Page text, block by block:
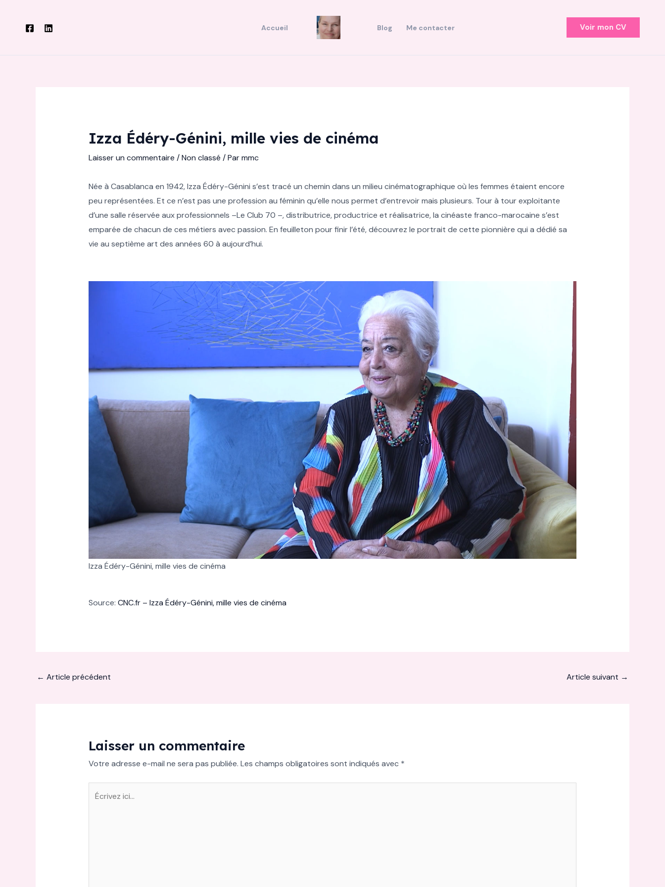
contenu
Accueil Blog Me contacter Voir mon CV
Izza Édéry-Génini, mille vies de cinéma
Laisser un commentaire /Non classé / Parmmc
Née à Casablanca en 1942, Izza Édéry-Génini s’est tracé un chemin dans un milieu cinématographique où les femmes étaient encore
peu représentées. Et ce n’est pas une profession au féminin qu’elle nous permet d’entrevoir mais plusieurs. Tour à tour exploitante
d’une salle réservée aux professionnels –Le Club 70 –, distributrice, productrice et réalisatrice, la cinéaste franco-marocaine s’est
emparée de chacun de ces métiers avec passion. En feuilleton pour finir l’été, découvrez le portrait de cette pionnière qui a dédié sa
vie au septième art des années 60 à aujourd’hui.
Izza Édéry-Génini, mille vies de cinéma
Source: CNC.fr – Izza Édéry-Génini, mille vies de cinéma
← Article précédent Article suivant →
Laisser un commentaire
Votre adresse e-mail ne sera pas publiée. Les champs obligatoires sont indiqués avec *
Écrivez